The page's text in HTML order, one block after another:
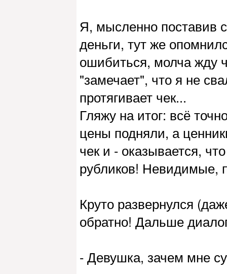
Я, мысленно поставив
деньги, тут же
ошибиться, молча жду
"замечает", что я не
протягивает чек...
Гляжу на итог: всё
цены подняли, а
чек и - оказывается,
рубликов! Невидимые,
Круто развернулся
обратно! Дальше
- Девушка, зачем мне